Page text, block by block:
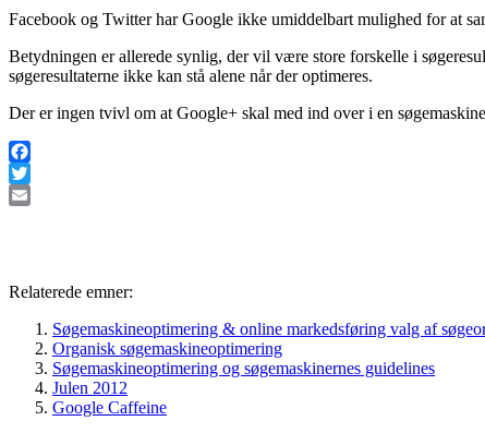
Facebook og Twitter har Google ikke umiddelbart mulighed for at
Betydningen er allerede synlig, der vil være store forskelle i
søgeresultaterne ikke kan stå alene når der optimeres.
Der er ingen tvivl om at Google+ skal med ind over i en
Facebook
Twitter
Relaterede emner:
Søgemaskineoptimering & online markedsføring valg af
Organisk søgemaskineoptimering
Søgemaskineoptimering og søgemaskinernes guidelines
Julen 2012
Google Caffeine